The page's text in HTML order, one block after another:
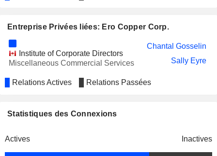
Entreprise Privées liées: Ero Copper Corp.
Institute of Corporate Directors
Miscellaneous Commercial Services
Chantal Gosselin
Sally Eyre
Relations Actives Relations Passées
Statistiques des Connexions
Actives Inactives